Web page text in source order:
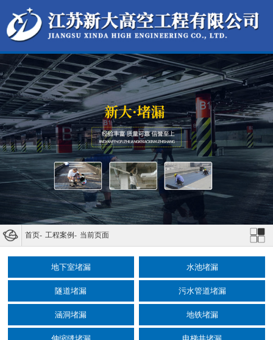
首页- 工程案例- 当前页面
地下室堵漏 水池堵漏
隧道堵漏 污水管道堵漏
涵洞堵漏 地铁堵漏